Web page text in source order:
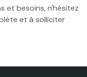
et besoins, n'hésitez
et à solliciter